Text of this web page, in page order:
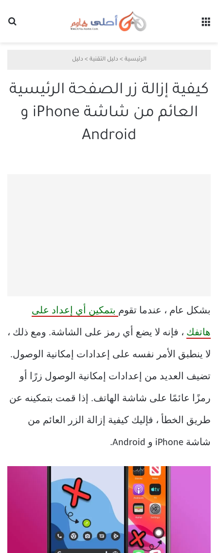
الرئيسية > دليل التقنية > دليل
كيفية إزالة زر الصفحة الرئيسية
العائم من شاشة iPhone و
Android
بشكل عام ، عندما تقوم بتمكين أي إعداد على
هاتفك ، فإنه لا يضع أي رمز على الشاشة. ومع ذلك ،
لا ينطبق الأمر نفسه على إعدادات إمكانية الوصول.
تضيف العديد من إعدادات إمكانية الوصول زرًا أو
رمزًا عائمًا على شاشة الهاتف. إذا قمت بتمكينه عن
طريق الخطأ ، فإليك كيفية إزالة الزر العائم من
شاشة iPhone و Android.